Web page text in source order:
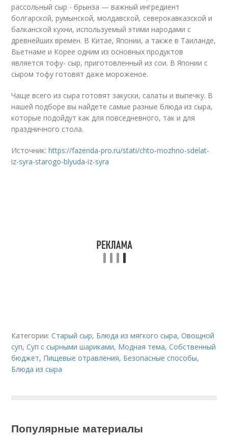
рассольный сыр - брынза — важный ингредиент
болгарской, румынской, молдавской, северокавказской и
балканской кухни, используемый этими народами с
древнейших времен. В Китае, Японии, а также в Таиланде,
Вьетнаме и Корее одним из основных продуктов
является тофу- сыр, приготовленный из сои. В Японии с
сыром тофу готовят даже мороженое.
Чаще всего из сыра готовят закуски, салаты и выпечку. В
нашей подборе вы найдете самые разные блюда из сыра,
которые подойдут как для повседневного, так и для
праздничного стола.
Источник:https://fazenda-pro.ru/stati/chto-mozhno-sdelat-
iz-syra-starogo-blyuda-iz-syra
Категории:Старый сыр, Блюда из мягкого сыра,Овощной
суп,Суп с сырными шариками, Модная тема,Собственный
бюджет, Пищевые отравления, Безопасные способы,
Блюда из сыра
Популярные материалы